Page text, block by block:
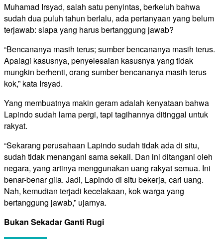
Muhamad Irsyad, salah satu penyintas, berkeluh bahwa
sudah dua puluh tahun berlalu, ada pertanyaan yang belum
terjawab: siapa yang harus bertanggung jawab?
“Bencananya masih terus; sumber bencananya masih terus.
Apalagi kasusnya, penyelesaian kasusnya yang tidak
mungkin berhenti, orang sumber bencananya masih terus
kok,” kata Irsyad.
Yang membuatnya makin geram adalah kenyataan bahwa
Lapindo sudah lama pergi, tapi tagihannya ditinggal untuk
rakyat.
“Sekarang perusahaan Lapindo sudah tidak ada di situ,
sudah tidak menangani sama sekali. Dan ini ditangani oleh
negara, yang artinya menggunakan uang rakyat semua. Ini
benar-benar gila. Jadi, Lapindo di situ bekerja, cari uang.
Nah, kemudian terjadi kecelakaan, kok warga yang
bertanggung jawab,” ujarnya.
Bukan Sekadar Ganti Rugi